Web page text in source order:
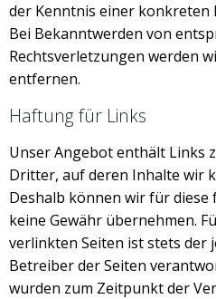
der Kenntnis einer konkreten
Bei Bekanntwerden von
Rechtsverletzungen werden
entfernen.
Haftung für Links
Unser Angebot enthält Links
Dritter, auf deren Inhalte wir
Deshalb können wir für diese
keine Gewähr übernehmen.
verlinkten Seiten ist stets der
Betreiber der Seiten
wurden zum Zeitpunkt der